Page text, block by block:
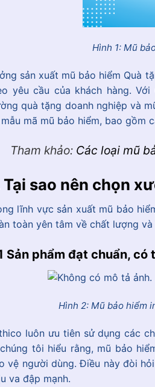
Hình 1: Mũ
sản xuất mũ bảo hiểm Quà
yêu cầu của khách hàng.
quà tặng doanh nghiệp và
mã mũ bảo hiểm, bao gồm
Tham khảo: Các loại mũ
Tại sao nên chọn
lĩnh vực sản xuất mũ bảo
toàn yên tâm về chất lượng
Sản phẩm đạt chuẩn, có
Hình 2: Mũ bảo hiểm
luôn ưu tiên sử dụng các
tôi hiểu rằng, mũ bảo
vệ người dùng. Điều này đòi
va đập mạnh.